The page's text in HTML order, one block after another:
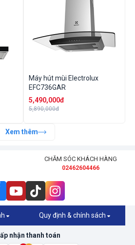
Máy hút mùi Electrolux
EFC736GAR
5,490,000đ
5,890,000đ
Xem thêm
CHĂM SÓC KHÁCH HÀNG
02462604466
Quy định & chính sách
nhận thanh toán